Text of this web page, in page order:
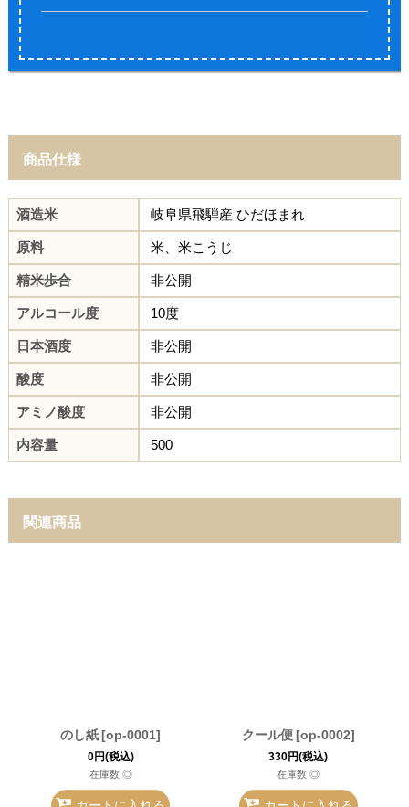
商品仕様
酒造米 岐阜県飛騨産 ひだほまれ
原料 米、米こうじ
精米歩合 非公開
アルコール度 10度
日本酒度 非公開
酸度 非公開
アミノ酸度 非公開
内容量 500
関連商品
のし紙[op-0001]
0円(税込)
在庫数 ◎
クール便[op-0002]
330円(税込)
在庫数 ◎